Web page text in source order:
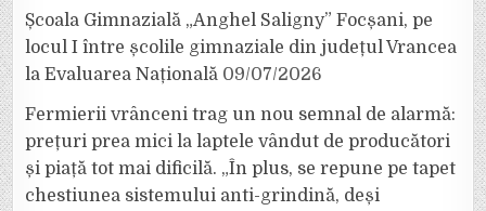
Școala Gimnazială „Anghel Saligny” Focșani, pe
locul I între școlile gimnaziale din județul Vrancea
la Evaluarea Națională 09/07/2026
Fermierii vrânceni trag un nou semnal de alarmă:
prețuri prea mici la laptele vândut de producători
și piață tot mai dificilă. „În plus, se repune pe tapet
chestiunea sistemului anti-grindină, deși